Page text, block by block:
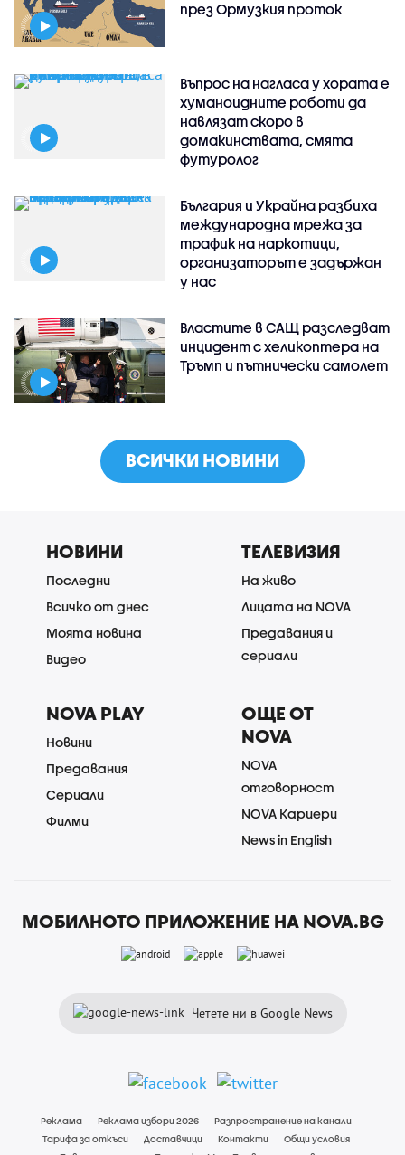
през Ормузкия проток
Въпрос на нагласа у хората е
хуманоидните роботи да
навлязат скоро в
домакинствата, смята
футуролог
България и Украйна разбиха
международна мрежа за
трафик на наркотици,
организаторът е задържан
у нас
Властите в САЩ разследват
инцидент с хеликоптера на
Тръмп и пътнически самолет
ВСИЧКИ НОВИНИ
НОВИНИ
Последни
Всичко от днес
Моята новина
Видео
ТЕЛЕВИЗИЯ
На живо
Лицата на NOVA
Предавания и
сериали
NOVA PLAY
Новини
Предавания
Сериали
Филми
ОЩЕ ОТ
NOVA
NOVA
отговорност
NOVA Кариери
News in English
МОБИЛНОТО ПРИЛОЖЕНИЕ НА NOVA.BG
Четете ни в Google News
Реклама Реклама избори 2026
Разпространение на канали
Тарифа за откъси
Доставчици Контакти
Общи условия